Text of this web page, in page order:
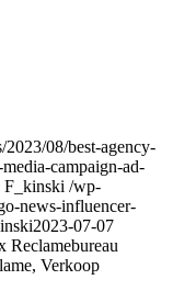
08/best-agency-
campaign-ad-
F_kinski /wp-
news-influencer-
2023-07-07
Reclamebureau
Verkoop